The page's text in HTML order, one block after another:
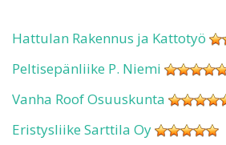
Hattulan Rakennus ja Kattotyö
Peltisepänliike P. Niemi
Vanha Roof Osuuskunta
Eristysliike Sarttila Oy